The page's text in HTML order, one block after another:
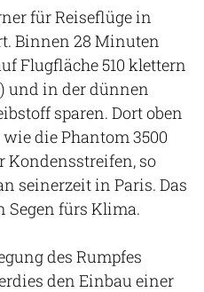
für Reiseflüge in
Binnen 28 Minuten
Flugfläche 510 klettern
und in der dünnen
sparen. Dort oben
die Phantom 3500
Kondensstreifen, so
seinerzeit in Paris. Das
Segen fürs Klima.
des Rumpfes
den Einbau einer